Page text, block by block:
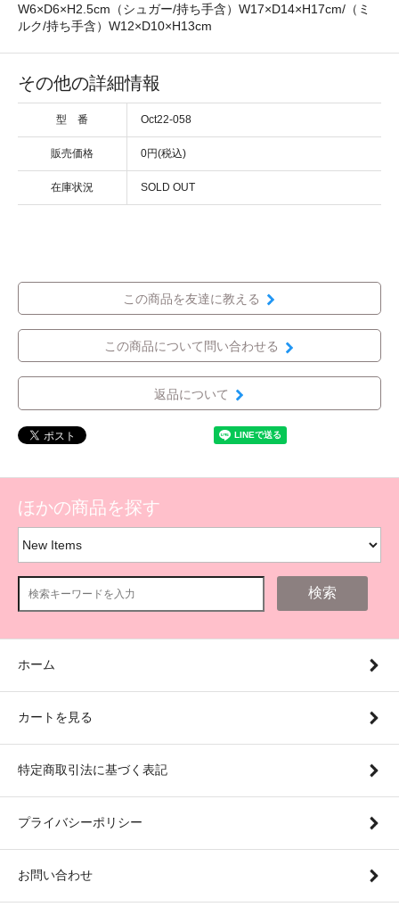
W6×D6×H2.5cm（シュガー/持ち手含）W17×D14×H17cm/（ミ
ルク/持ち手含）W12×D10×H13cm
その他の詳細情報
型 番 Oct22-058
販売価格 0円(税込)
在庫状況 SOLD OUT
この商品を友達に教える
この商品について問い合わせる
返品について
ほかの商品を探す
検索
ホーム
カートを見る
特定商取引法に基づく表記
プライバシーポリシー
お問い合わせ